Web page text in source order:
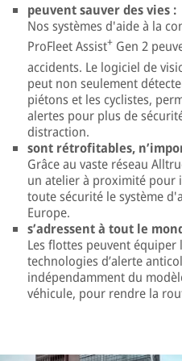
peuvent sauver des vies :
Nos systèmes d'aide à la
ProFleet Assist+ Gen 2
accidents. Le logiciel de
peut non seulement
piétons et les cyclistes,
alertes pour plus de
distraction.
sont rétrofitables,
Grâce au vaste réseau
un atelier à proximité pour
toute sécurité le système
Europe.
s’adressent à tout le
Les flottes peuvent équiper
technologies d’alerte
indépendamment du
véhicule, pour rendre la